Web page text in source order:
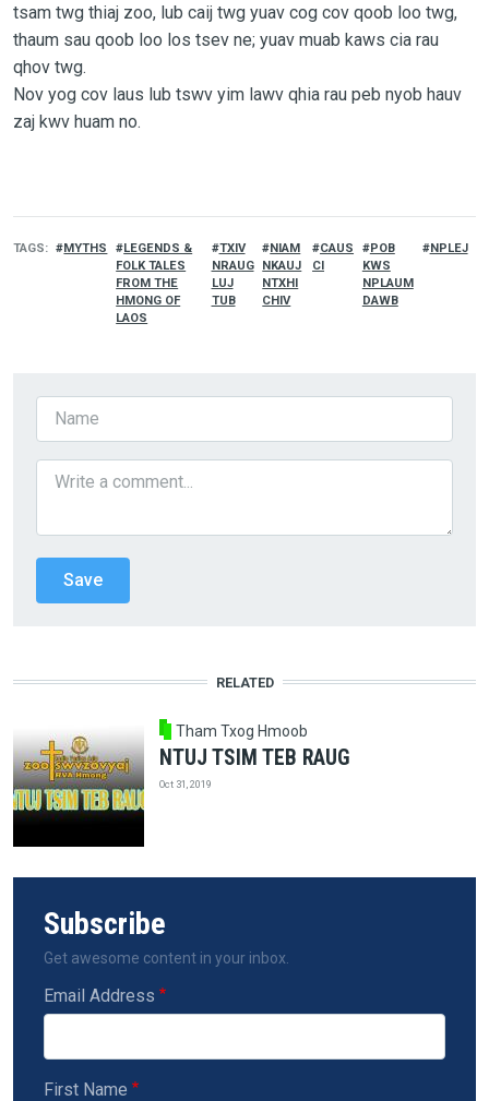
tsam twg thiaj zoo, lub caij twg yuav cog cov qoob loo twg,
thaum sau qoob loo los tsev ne; yuav muab kaws cia rau
qhov twg.
Nov yog cov laus lub tswv yim lawv qhia rau peb nyob hauv
zaj kwv huam no.
TAGS MYTHS
LEGENDS &
FOLK TALES
FROM THE
HMONG OF
LAOS
TXIV
NRAUG
LUJ
TUB
NIAM
NKAUJ
NTXHI
CHIV
CAUS
CI
POB
KWS
NPLAUM
DAWB
NPLEJ
RELATED
Tham Txog Hmoob
NTUJ TSIM TEB RAUG
Oct 31, 2019
Subscribe
Get awesome content in your inbox.
Email Address
First Name